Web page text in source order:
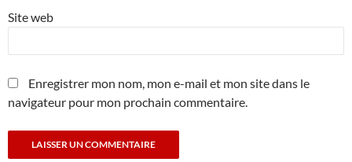
Site web
Enregistrer mon nom, mon e-mail et mon site dans le
navigateur pour mon prochain commentaire.